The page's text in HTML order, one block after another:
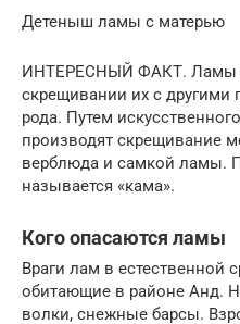
Детеныш ламы с матерью
ИНТЕРЕСНЫЙ ФАКТ. Ламы
скрещивании их с другими
рода. Путем
производят скрещивание
верблюда и самкой ламы.
называется «кама».
Кого опасаются ламы
Враги лам в естественной
обитающие в районе Анд.
волки, снежные барсы.